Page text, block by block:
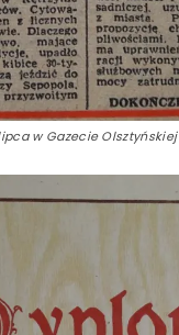
w Gazecie Olsztyńskiej